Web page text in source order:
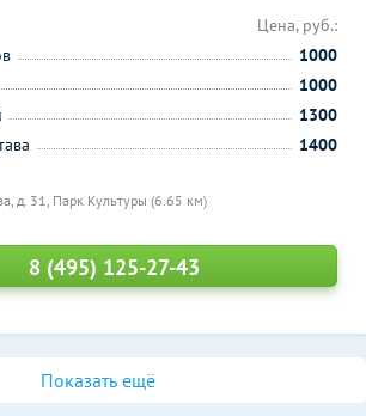
д. 31, Парк Культуры (6.65 км)
Цена, руб.:
1000
1000
1300
1400
8 (495) 125-27-43
Показать ещё